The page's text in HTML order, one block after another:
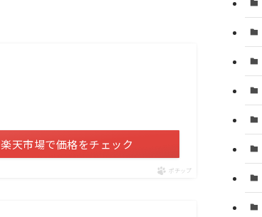
楽天市場で価格をチェック
ポチップ